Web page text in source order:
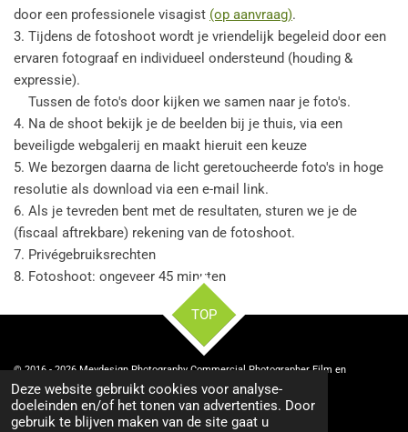
Deze website gebruikt cookies voor analyse-
doeleinden en/of het tonen van advertenties. Door
gebruik te blijven maken van de site gaat u
door een professionele visagist (op aanvraag).
3. Tijdens de fotoshoot wordt je vriendelijk begeleid door een
ervaren fotograaf en individueel ondersteund (houding &
expressie).
Tussen de foto's door kijken we samen naar je foto's.
4. Na de shoot bekijk je de beelden bij je thuis, via een
beveiligde webgalerij en maakt hieruit een keuze
5. We bezorgen daarna de licht geretoucheerde foto's in hoge
resolutie als download via een e-mail link.
6. Als je tevreden bent met de resultaten, sturen we je de
(fiscaal aftrekbare) rekening van de fotoshoot.
7. Privégebruiksrechten
8. Fotoshoot: ongeveer 45 minuten
TOP
© 2016 - 2026 Meydesign Photography Commercial Photographer Film en
videoproducties